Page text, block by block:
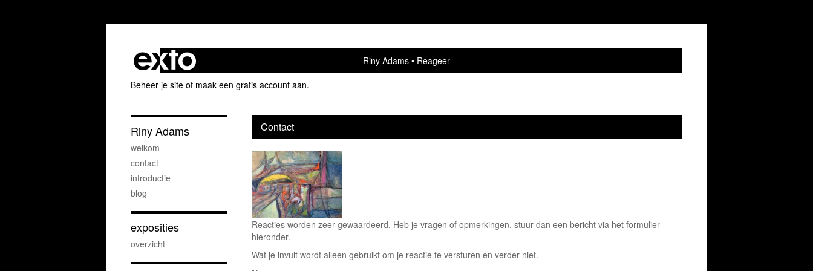
Riny Adams
Reageer
Beheer je site of maak een gratis account aan.
Contact
Reacties worden zeer gewaardeerd. Heb je vragen of opmerkingen, stuur dan een bericht via het formulier
hieronder.
Wat je invult wordt alleen gebruikt om je reactie te versturen en verder niet.
Riny Adams
welkom
contact
introductie
blog
exposities
overzicht